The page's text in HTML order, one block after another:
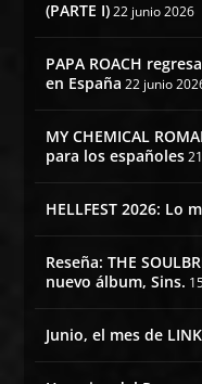
(PARTE I) 22 junio 2026
PAPA ROACH
en España 22 junio
MY CHEMICAL
para los españoles
HELLFEST 2026: Lo
Reseña: THE
nuevo álbum, Sins.
Junio, el mes de